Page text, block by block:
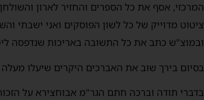
המרכזי, אסף את כל הספרים והחזיר לארון
ציטוט מדוייק של כל לשון הפוסקים ואני ישבתי
ובמוצ"ש כתב את כל התשובה באריכות שנדפסה
בסיום בירך שוב את האברכים היקרים שיעלו
בדברי תודה וברכה חתם הגר"מ אבוחצירא על